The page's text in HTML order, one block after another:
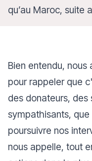
qu’au Maroc, suite
Bien entendu,
pour rappeler que
des donateurs,
sympathisants,
poursuivre nos
nous appelle, tout